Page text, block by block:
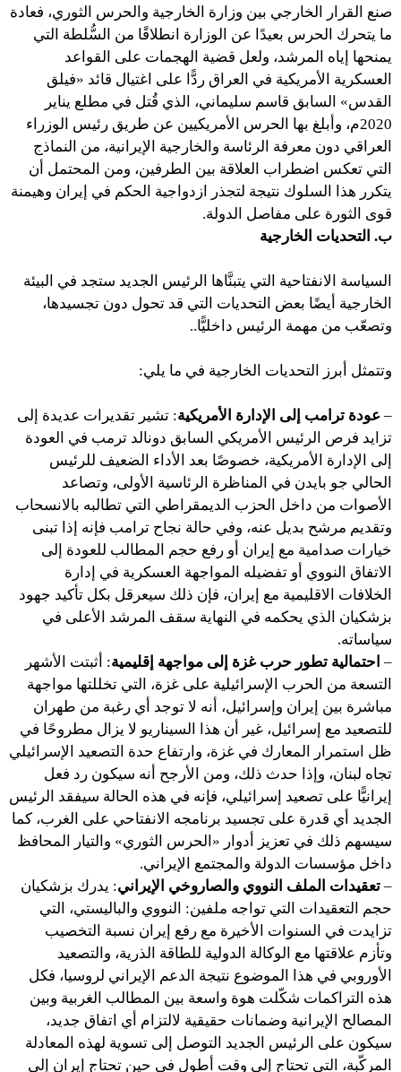
صنع القرار الخارجي بين وزارة الخارجية والحرس الثوري، فعادة
ما يتحرك الحرس بعيدًا عن الوزارة انطلاقًا من السُّلطة التي
يمنحها إياه المرشد، ولعل قضية الهجمات على القواعد
العسكرية الأمريكية في العراق ردًّا على اغتيال قائد «فيلق
القدس» السابق قاسم سليماني، الذي قُتل في مطلع يناير
2020م، وأبلغ بها الحرس الأمريكيين عن طريق رئيس الوزراء
العراقي دون معرفة الرئاسة والخارجية الإيرانية، من النماذج
التي تعكس اضطراب العلاقة بين الطرفين، ومن المحتمل أن
يتكرر هذا السلوك نتيجة لتجذر ازدواجية الحكم في إيران وهيمنة
قوى الثورة على مفاصل الدولة.
ب. التحديات الخارجية
السياسة الانفتاحية التي يتبنَّاها الرئيس الجديد ستجد في البيئة
الخارجية أيضًا بعض التحديات التي قد تحول دون تجسيدها،
وتصعّب من مهمة الرئيس داخليًّا..
وتتمثل أبرز التحديات الخارجية في ما يلي:
– عودة ترامب إلى الإدارة الأمريكية: تشير تقديرات عديدة إلى
تزايد فرص الرئيس الأمريكي السابق دونالد ترمب في العودة
إلى الإدارة الأمريكية، خصوصًا بعد الأداء الضعيف للرئيس
الحالي جو بايدن في المناظرة الرئاسية الأولى، وتصاعد
الأصوات من داخل الحزب الديمقراطي التي تطالبه بالانسحاب
وتقديم مرشح بديل عنه، وفي حالة نجاح ترامب فإنه إذا تبنى
خيارات صدامية مع إيران أو رفع حجم المطالب للعودة إلى
الاتفاق النووي أو تفضيله المواجهة العسكرية في إدارة
الخلافات الاقليمية مع إيران، فإن ذلك سيعرقل بكل تأكيد جهود
بزشكيان الذي يحكمه في النهاية سقف المرشد الأعلى في
سياساته.
– احتمالية تطور حرب غزة إلى مواجهة إقليمية: أثبتت الأشهر
التسعة من الحرب الإسرائيلية على غزة، التي تخللتها مواجهة
مباشرة بين إيران وإسرائيل، أنه لا توجد أي رغبة من طهران
للتصعيد مع إسرائيل، غير أن هذا السيناريو لا يزال مطروحًا في
ظل استمرار المعارك في غزة، وارتفاع حدة التصعيد الإسرائيلي
تجاه لبنان، وإذا حدث ذلك، ومن الأرجح أنه سيكون رد فعل
إيرانيًّا على تصعيد إسرائيلي، فإنه في هذه الحالة سيفقد الرئيس
الجديد أي قدرة على تجسيد برنامجه الانفتاحي على الغرب، كما
سيسهم ذلك في تعزيز أدوار «الحرس الثوري» والتيار المحافظ
داخل مؤسسات الدولة والمجتمع الإيراني.
– تعقيدات الملف النووي والصاروخي الإيراني: يدرك بزشكيان
حجم التعقيدات التي تواجه ملفين: النووي والباليستي، التي
تزايدت في السنوات الأخيرة مع رفع إيران نسبة التخصيب
وتأزم علاقتها مع الوكالة الدولية للطاقة الذرية، والتصعيد
الأوروبي في هذا الموضوع نتيجة الدعم الإيراني لروسيا، فكل
هذه التراكمات شكّلت هوة واسعة بين المطالب الغربية وبين
المصالح الإيرانية وضمانات حقيقية لالتزام أي اتفاق جديد،
سيكون على الرئيس الجديد التوصل إلى تسوية لهذه المعادلة
المركّبة، التي تحتاج إلى وقت أطول في حين تحتاج إيران إلى